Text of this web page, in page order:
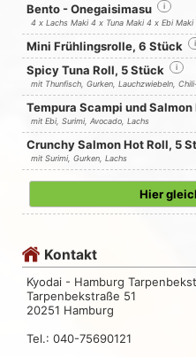
Bento - Onegaisimasu
i
4 x Lachs Maki 4 x Tuna Maki 4 x Ebi
Mini Frühlingsrolle, 6 Stück i
Spicy Tuna Roll, 5 Stück
i
mit Thunfisch, Gurken, Lauchzwiebeln,
Tempura Scampi und
mit Ebi, Surimi, Avocado, Lachs
Crunchy Salmon Hot Roll, 5
mit Surimi, Gurken, Lachs
Hier
Kontakt
Kyodai - Hamburg
Tarpenbekstraße 51
20251 Hamburg
Tel.: 040-75690121